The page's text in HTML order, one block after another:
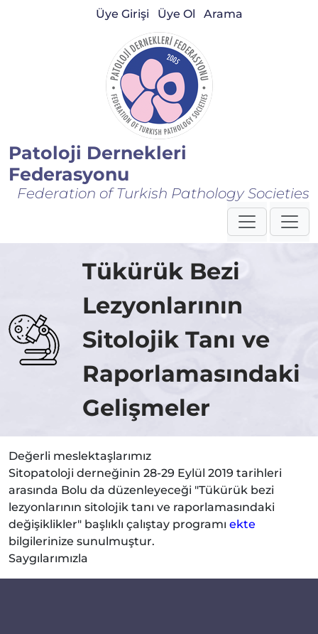
Patoloji Dernekleri
Federasyonu
Federation of Turkish Pathology Societies
Üye Girişi Üye Ol Arama
Tükürük Bezi
Lezyonlarının
Sitolojik Tanı ve
Raporlamasındaki
Gelişmeler
Değerli meslektaşlarımız
Sitopatoloji derneğinin 28-29 Eylül 2019 tarihleri
arasında Bolu da düzenleyeceği "Tükürük bezi
lezyonlarının sitolojik tanı ve raporlamasındaki
değişiklikler" başlıklı çalıştay programı ekte
bilgilerinize sunulmuştur.
Saygılarımızla